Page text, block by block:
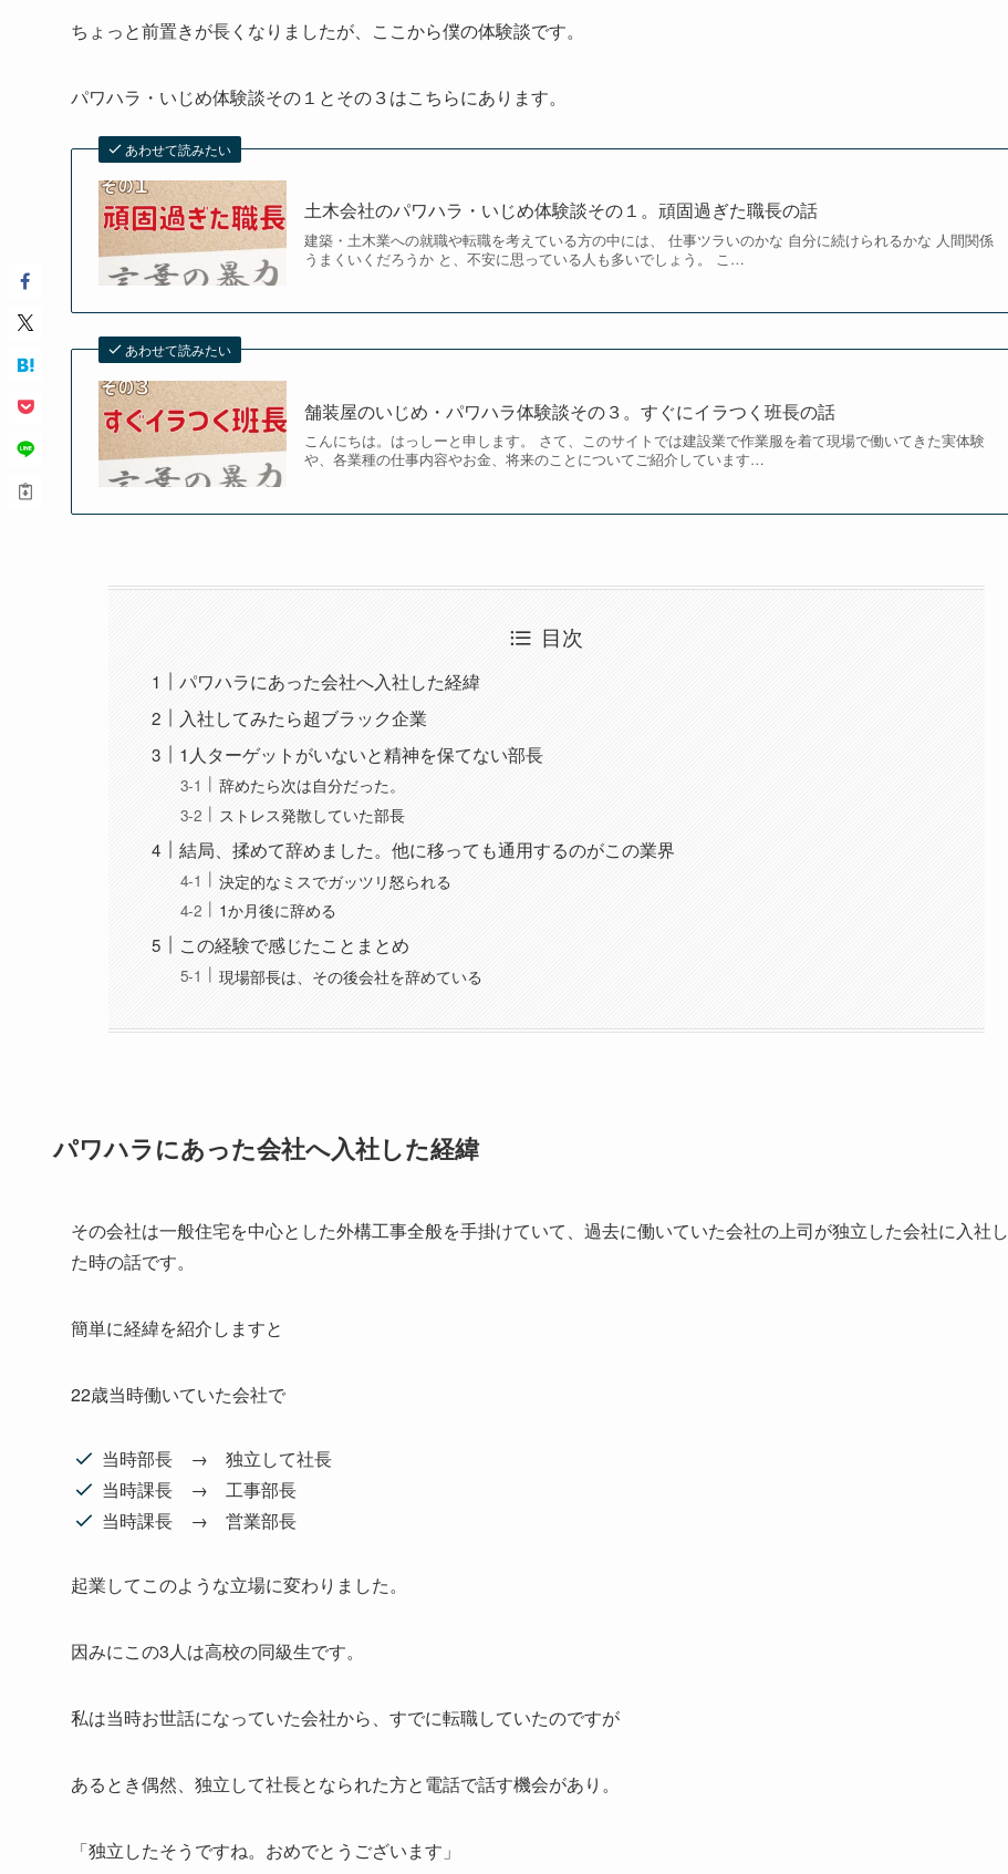
ちょっと前置きが長くなりましたが、ここから僕の体験談です。
パワハラ・いじめ体験談その１とその３はこちらにあります。
あわせて読みたい
土木会社のパワハラ・いじめ体験談その１。頑固過ぎた職長の話
建築・土木業への就職や転職を考えている方の中には、 仕事ツラいのかな 自分に続けられるかな 人間関係
うまくいくだろうか と、不安に思っている人も多いでしょう。 こ…
あわせて読みたい
舗装屋のいじめ・パワハラ体験談その３。すぐにイラつく班長の話
こんにちは。はっしーと申します。 さて、このサイトでは建設業で作業服を着て現場で働いてきた実体験
や、各業種の仕事内容やお金、将来のことについてご紹介しています…
目次
パワハラにあった会社へ入社した経緯
入社してみたら超ブラック企業
1人ターゲットがいないと精神を保てない部長
辞めたら次は自分だった。
ストレス発散していた部長
結局、揉めて辞めました。他に移っても通用するのがこの業界
決定的なミスでガッツリ怒られる
1か月後に辞める
この経験で感じたことまとめ
現場部長は、その後会社を辞めている
パワハラにあった会社へ入社した経緯
その会社は一般住宅を中心とした外構工事全般を手掛けていて、過去に働いていた会社の上司が独立した会社に入社し
た時の話です。
簡単に経緯を紹介しますと
22歳当時働いていた会社で
当時部長 → 独立して社長
当時課長 → 工事部長
当時課長 → 営業部長
起業してこのような立場に変わりました。
因みにこの3人は高校の同級生です。
私は当時お世話になっていた会社から、すでに転職していたのですが
あるとき偶然、独立して社長となられた方と電話で話す機会があり。
「独立したそうですね。おめでとうございます」